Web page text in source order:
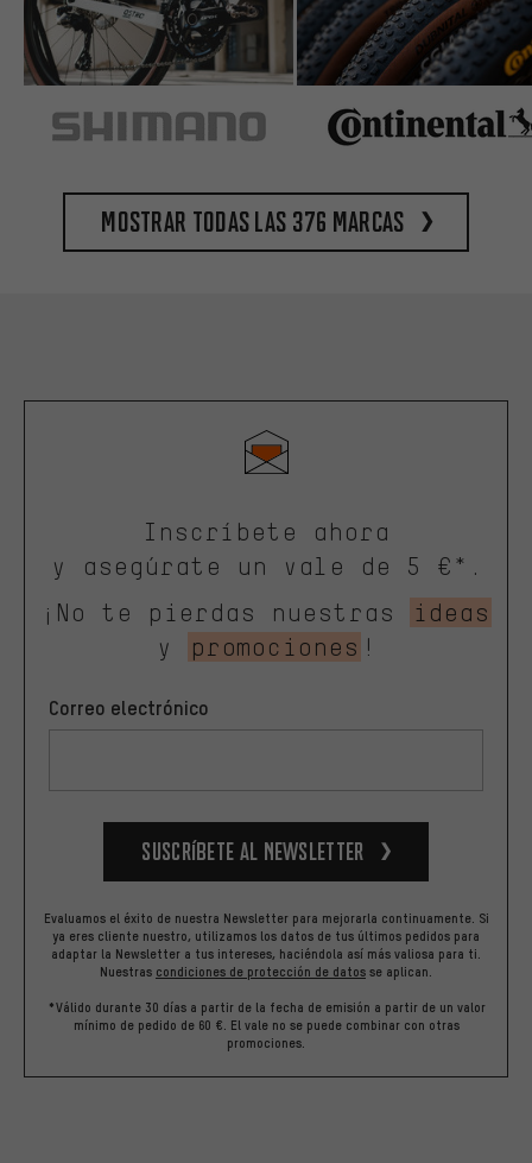
Mostrar todas las 376 marcas
Inscríbete ahora
y asegúrate un vale de 5 €*.
¡No te pierdas nuestras
ideas
y
promociones !
Correo electrónico
Suscríbete al newsletter
Evaluamos el éxito de nuestra Newsletter para mejorarla continuamente. Si
ya eres cliente nuestro, utilizamos los datos de tus últimos pedidos para
adaptar la Newsletter a tus intereses, haciéndola así más valiosa para ti.
Nuestras condiciones de protección de datos se aplican.
*Válido durante 30 días a partir de la fecha de emisión a partir de un valor
mínimo de pedido de 60 €. El vale no se puede combinar con otras
promociones.